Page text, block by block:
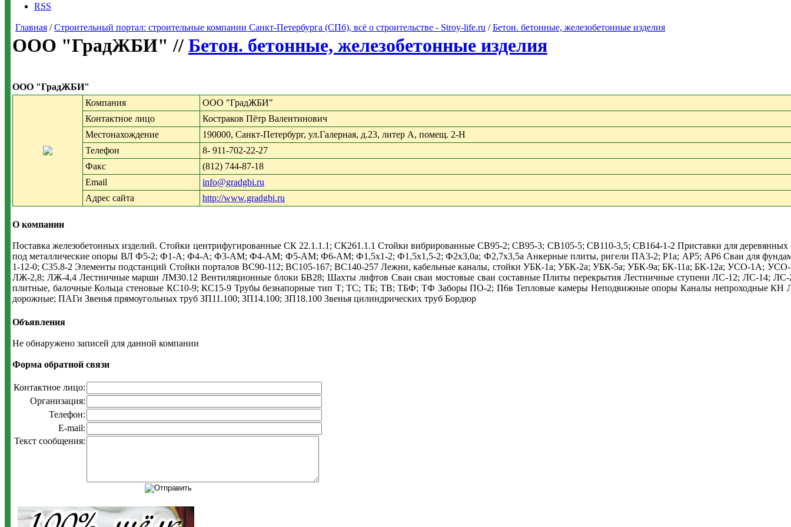
RSS
Главная /Строительный портал: строительные компании Санкт-Петербурга (СПб), всё о строительстве - Stroy-life.ru /Бетон. бетонные, железобетонные изделия
ООО "ГрадЖБИ" // Бетон. бетонные, железобетонные изделия
ООО "ГрадЖБИ"
Компания
ООО "ГрадЖБИ"
Контактное лицо
Костраков Пётр Валентинович
Местонахождение
190000, Санкт-Петербург, ул.Галерная, д.23, литер А, помещ. 2-Н
Телефон
8- 911-702-22-27
Факс
(812) 744-87-18
Email
info@gradgbi.ru
Адрес сайта
http://www.gradgbi.ru
О компании
Поставка железобетонных изделий. Стойки центрифугированные СК 22.1.1.1; СК261.1.1 Стойки вибрированные СВ95-2; СВ95-3; СВ105-5; СВ110-3,5; СВ164-1-2 Приставки для
под металлические опоры ВЛ Ф5-2; Ф1-А; Ф4-А; Ф3-АМ; Ф4-АМ; Ф5-АМ; Ф6-АМ; Ф1,5х1-2; Ф1,5х1,5-2; Ф2х3,0а; Ф2,7х3,5а Анкерные плиты, ригели ПА3-2; Р1а; АР5; АР6 Сваи для
1-12-0; С35.8-2 Элементы подстанций Стойки порталов ВС90-112; ВС105-167; ВС140-257 Лежни, кабельные каналы, стойки УБК-1а; УБК-2а; УБК-5а; УБК-9а; БК-11а; БК-12а; УСО-
ЛЖ-2,8; ЛЖ-4,4 Лестничные марши ЛМ30.12 Вентиляционные блоки БВ28; Шахты лифтов Сваи сваи мостовые сваи составные Плиты перекрытия Лестничные ступени ЛС-12; ЛС-14; ЛС-
плитные, балочные Кольца стеновые КС10-9; КС15-9 Трубы безнапорные тип Т; ТС; ТБ; ТВ; ТБФ; ТФ Заборы ПО-2; П6в Тепловые камеры Неподвижные опоры Каналы непроходные
дорожные; ПАГи Звенья прямоугольных труб ЗП11.100; ЗП14.100; ЗП18.100 Звенья цилиндрических труб Бордюр
Объявления
Не обнаружено записей для данной компании
Форма обратной связи
Контактное лицо:
Организация:
Телефон:
E-mail:
Текст сообщения: